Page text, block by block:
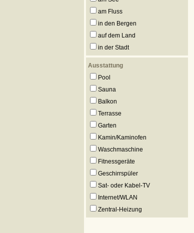
am Fluss
in den Bergen
auf dem Land
in der Stadt
Ausstattung
Pool
Sauna
Balkon
Terrasse
Garten
Kamin/Kaminofen
Waschmaschine
Fitnessgeräte
Geschirrspüler
Sat- oder Kabel-TV
Internet/WLAN
Zentral-Heizung